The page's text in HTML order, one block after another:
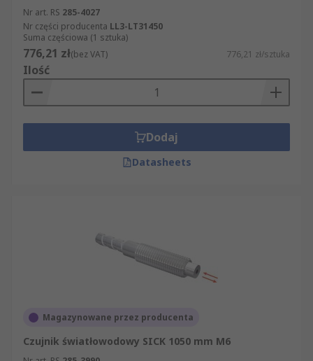
Nr art. RS 285-4027
Nr części producenta LL3-LT31450
Suma częściowa (1 sztuka)
776,21 zł(bez VAT) 776,21 zł/sztuka
Ilość
Dodaj
Datasheets
Magazynowane przez producenta
Czujnik światłowodowy SICK 1050 mm M6